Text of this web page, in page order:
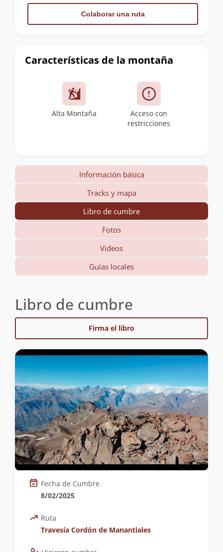
Características de la montaña
Alta Montaña
Acceso con
restricciones
Colaborar una ruta
Información básica
Tracks y mapa
Libro de cumbre
Fotos
Videos
Guías locales
Libro de cumbre
Firma el libro
Fecha de Cumbre
8/02/2025
Ruta
Travesía Cordón de Manantiales